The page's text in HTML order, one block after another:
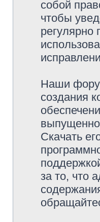
собой
чтобы
регулярно
Наши
создания
Скачать
за то, что